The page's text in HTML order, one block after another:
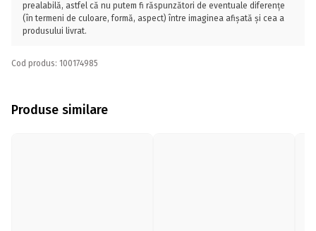
prealabilă, astfel că nu putem fi răspunzători de eventuale diferențe
(în termeni de culoare, formă, aspect) între imaginea afișată și cea a
produsului livrat.
Cod produs: 100174985
Produse similare